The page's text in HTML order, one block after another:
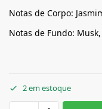
Notas de Corpo:
Notas de Fundo:
2 em estoque